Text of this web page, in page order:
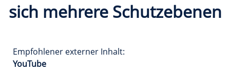
sich mehrere Schutzebenen
Empfohlener externer Inhalt:
YouTube